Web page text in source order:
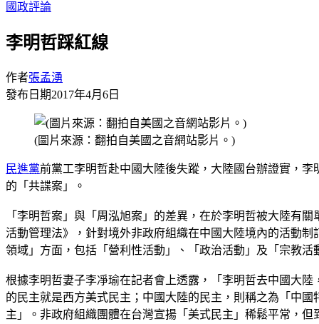
國政評論
李明哲踩紅線
作者張孟湧
發布日期2017年4月6日
(圖片來源：翻拍自美國之音網站影片。)
民進黨前黨工李明哲赴中國大陸後失蹤，大陸國台辦證實，
的「共諜案」。
「李明哲案」與「周泓旭案」的差異，在於李明哲被大陸有
活動管理法》，針對境外非政府組織在中國大陸境內的活動
領域」方面，包括「營利性活動」、「政治活動」及「宗教
根據李明哲妻子李凈瑜在記者會上透露，「李明哲去中國大陸
的民主就是西方美式民主；中國大陸的民主，則稱之為「中
主」。非政府組織團體在台灣宣揚「美式民主」稀鬆平常，